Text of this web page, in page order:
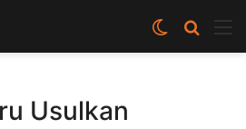
Cari
berita
Switch
skin
Usulkan